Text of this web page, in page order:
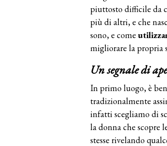
piuttosto difficile da
più di altri, e che
sono, e come
migliorare la propria
Un segnale di
In primo luogo, è
tradizionalmente
infatti scegliamo di
la donna che scopre
stesse rivelando